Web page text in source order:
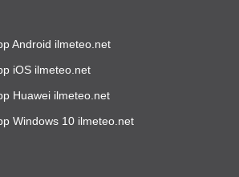
Android ilmeteo.net
iOS ilmeteo.net
Huawei ilmeteo.net
Windows 10 ilmeteo.net